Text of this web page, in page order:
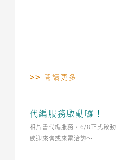
閱讀更多
代編服務啟動囉！
相片書代編服務，6/8正式啟動
歡迎來信或來電洽詢～